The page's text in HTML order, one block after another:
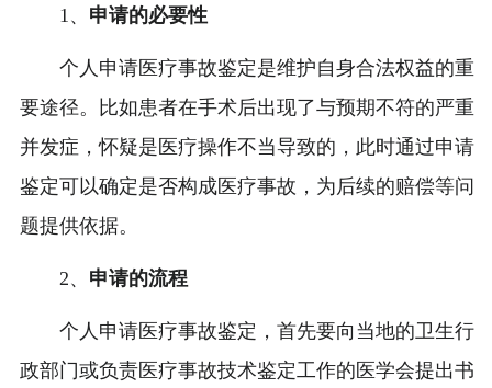
1、 申请的必要性
个人申请医疗事故鉴定是维护自身合法权益的重
要途径。比如患者在手术后出现了与预期不符的严重
并发症，怀疑是医疗操作不当导致的，此时通过申请
鉴定可以确定是否构成医疗事故，为后续的赔偿等问
题提供依据。
2、 申请的流程
个人申请医疗事故鉴定，首先要向当地的卫生行
政部门或负责医疗事故技术鉴定工作的医学会提出书